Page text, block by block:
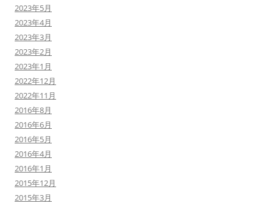
2023年5月
2023年4月
2023年3月
2023年2月
2023年1月
2022年12月
2022年11月
2016年8月
2016年6月
2016年5月
2016年4月
2016年1月
2015年12月
2015年3月